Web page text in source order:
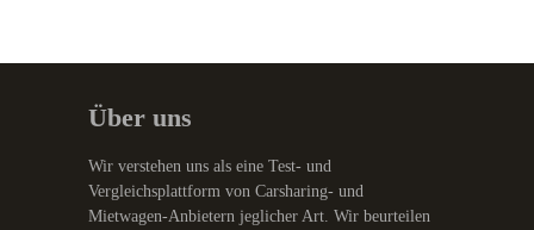
Über uns
Wir verstehen uns als eine Test- und
Vergleichsplattform von Carsharing- und
Mietwagen-Anbietern jeglicher Art. Wir beurteilen